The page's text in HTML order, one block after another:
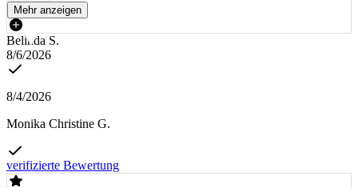
Mehr anzeigen
Belinda S.
8/6/2026
8/4/2026
Monika Christine G.
verifizierte Bewertung